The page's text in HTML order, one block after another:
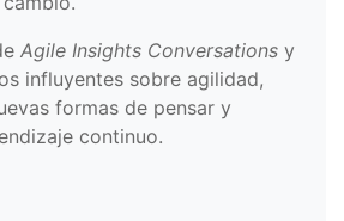
Agile Insights Conversations y
influyentes sobre agilidad,
formas de pensar y
continuo.